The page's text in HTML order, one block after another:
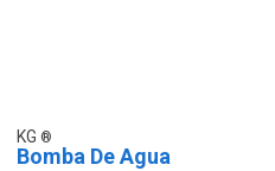
KG
Bomba De Agua